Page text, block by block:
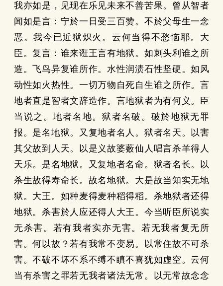
我亦如是，见现在乐见未来不善苦果。曾从智者
闻如是言：宁於一日受三百赞。不於父母生一念
恶。我今已近狱炽火。云何当得不愁恼耶。大
臣。复言：谁来诳王言有地狱。如刺头利谁之所
造。飞鸟异复谁所作。水性润渍石性坚硬。如风
动性如火热性。一切万物自死自生谁之所作。言
地者直是智者文辞造作。言地狱者为有何义。臣
当说之。地者名地。狱者名破。破於地狱无罪
报。是名地狱。又复地者名人。狱者名天。以害
其父故到人天。以是义故婆薮仙人唱言杀羊得人
天乐。是名地狱。又复地者名命。狱者名长。以
杀生故得寿命长。故名地狱。大是故当知实无地
狱。大王。如种麦得麦种稻得稻。杀地狱者还得
地狱。杀害於人应还得人大王。今当听臣所说实
无杀害。若有我者实亦无害。若无我者复无所
害。何以故？若有我常不变易。以常住故不可杀
害。不破不坏不系不缚不瞋不喜犹如虚空。云何
当有杀害之罪若无我者诸法无常。以无常故念念